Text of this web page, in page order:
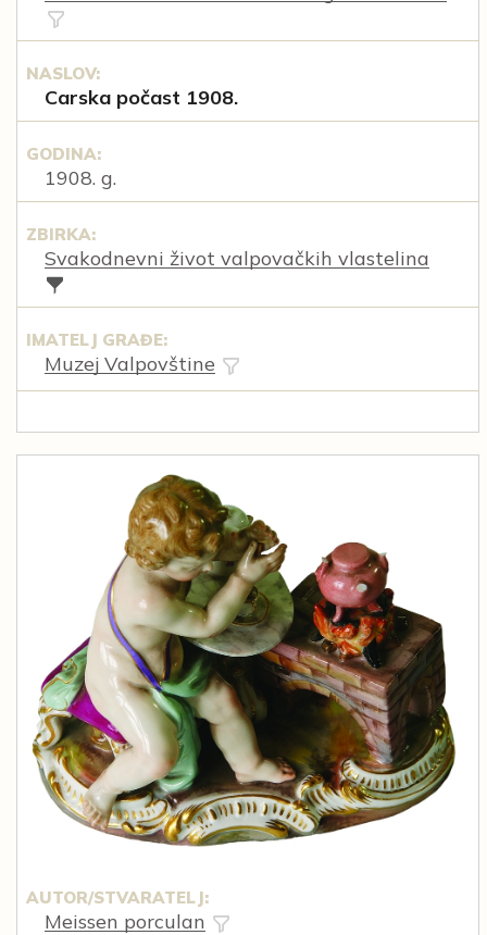
NASLOV:
Carska počast 1908.
GODINA:
1908. g.
ZBIRKA:
Svakodnevni život valpovačkih vlastelina
IMATELJ GRAĐE:
Muzej Valpovštine
AUTOR/STVARATELJ:
Meissen porculan